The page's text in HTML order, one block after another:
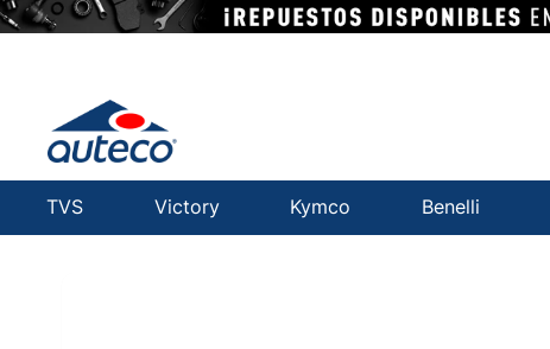
TVS Victory Kymco Benelli